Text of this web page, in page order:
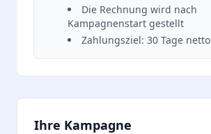
Die Rechnung wird nach
Kampagnenstart gestellt
Zahlungsziel: 30 Tage netto
Ihre Kampagne